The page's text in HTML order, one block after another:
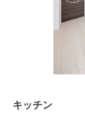
キッチン